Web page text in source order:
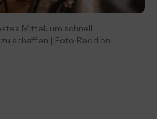
Mittel, um schnell
schaffen | Foto Redd on